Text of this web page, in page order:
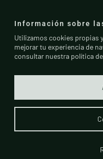
Información sobre
Utilizamos cookies propias
mejorar tu experiencia de
consultar nuestra política